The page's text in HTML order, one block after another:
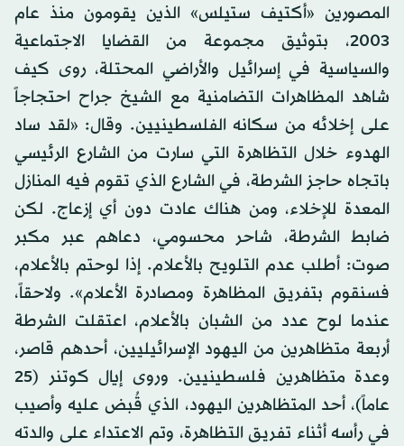
المصورين «أكتيف ستيلس» الذين يقومون منذ عام
2003، بتوثيق مجموعة من القضايا الاجتماعية
والسياسية في إسرائيل والأراضي المحتلة، روى كيف
شاهد المظاهرات التضامنية مع الشيخ جراح احتجاجاً
على إخلائه من سكانه الفلسطينيين. وقال: «لقد ساد
الهدوء خلال التظاهرة التي سارت من الشارع الرئيسي
باتجاه حاجز الشرطة، في الشارع الذي تقوم فيه المنازل
المعدة للإخلاء، ومن هناك عادت دون أي إزعاج. لكن
ضابط الشرطة، شاحر محسومي، دعاهم عبر مكبر
صوت: أطلب عدم التلويح بالأعلام. إذا لوحتم بالأعلام،
فسنقوم بتفريق المظاهرة ومصادرة الأعلام». ولاحقاً،
عندما لوح عدد من الشبان بالأعلام، اعتقلت الشرطة
أربعة متظاهرين من اليهود الإسرائيليين، أحدهم قاصر،
وعدة متظاهرين فلسطينيين. وروى إيال كوتنر (25
عاماً)، أحد المتظاهرين اليهود، الذي قُبض عليه وأصيب
في رأسه أثناء تفريق التظاهرة، وتم الاعتداء على والدته